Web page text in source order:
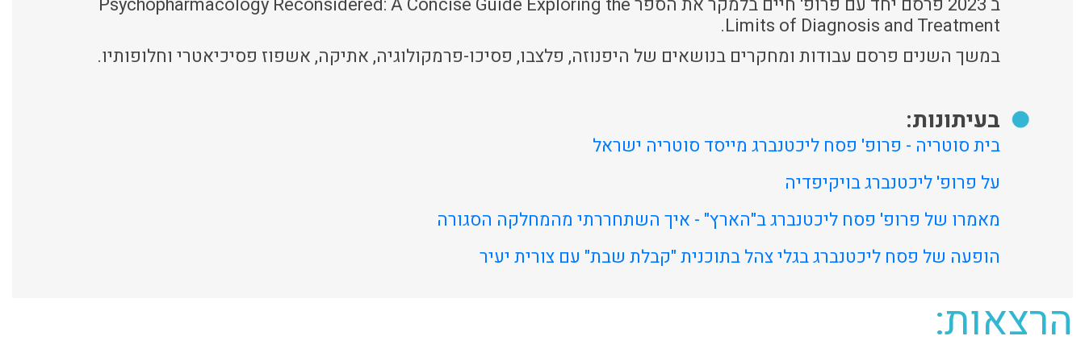
Limits of Diagnosis and Treatment.
במשך השנים פרסם עבודות ומחקרים בנושאים של היפנוזה, פלצבו, פסיכו-פרמקולוגיה, אתיקה, אשפוז פסיכיאטרי וחלופותיו.
בעיתונות:
בית סוטריה - פרופ' פסח ליכטנברג מייסד סוטריה ישראל
על פרופ' ליכטנברג בויקיפדיה
מאמרו של פרופ' פסח ליכטנברג ב"הארץ" - איך השתחררתי מהמחלקה הסגורה
הופעה של פסח ליכטנברג בגלי צהל בתוכנית "קבלת שבת" עם צורית יעיר
הרצאות: